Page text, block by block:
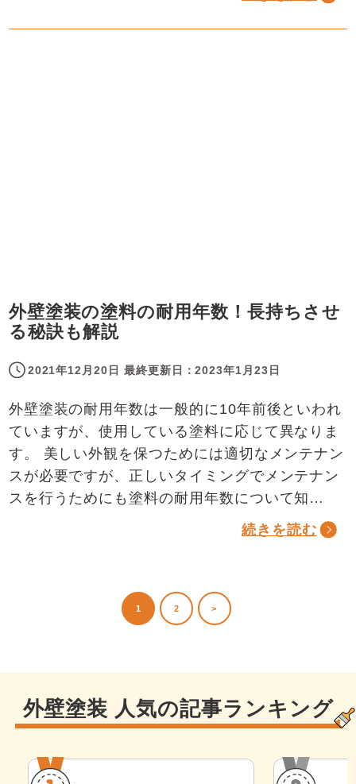
外壁塗装の塗料の耐用年数！長持ちさせ
る秘訣も解説
2021年12月20日 最終更新日：2023年1月23日
外壁塗装の耐用年数は一般的に10年前後といわれ
ていますが、使用している塗料に応じて異なりま
す。 美しい外観を保つためには適切なメンテナン
スが必要ですが、正しいタイミングでメンテナン
スを行うためにも塗料の耐用年数について知…
続きを読む
1 2 >
外壁塗装 人気の記事ランキング